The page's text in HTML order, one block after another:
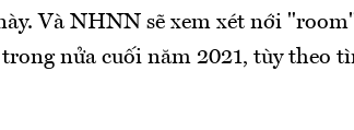
Và NHNN sẽ xem xét nới
nửa cuối năm 2021, tùy theo